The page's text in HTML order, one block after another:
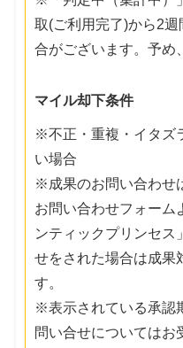
取(ご利用完了)から2
合がございます。予め
マイル却下条件
※不正・重複・イタズ
い場合
※成果のお問い合わせ
お問い合わせフォーム
ンティックプリンセス
せをされた場合は成果
す。
※表示されている承認
問い合せについてはお